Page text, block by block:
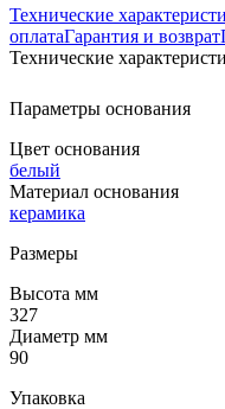
Технические
оплатаГарантия и возврат
Технические
Параметры основания
Цвет основания
белый
Материал основания
керамика
Размеры
Высота мм
327
Диаметр мм
90
Упаковка